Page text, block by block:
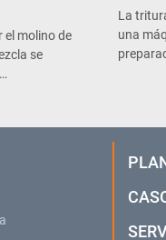
el molino de
se
evitar la
La
una
de